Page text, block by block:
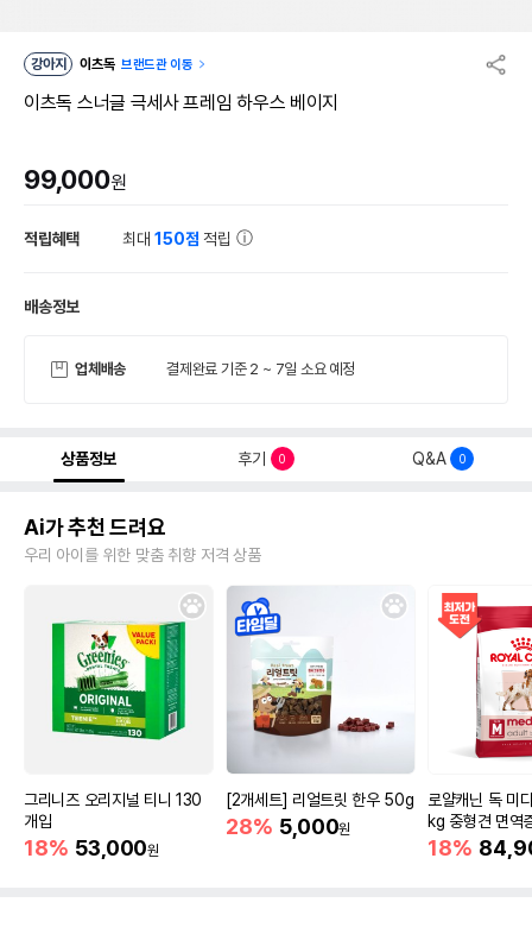
강아지 이츠독 브랜드관 이동
이츠독 스너글 극세사 프레임 하우스 베이지
99,000원
적립혜택 최대150점 적립
배송정보
업체배송 결제완료 기준 2 ~ 7일 소요 예정
상품정보 후기 0 Q&A 0
Ai가 추천 드려요
우리 아이를 위한 맞춤 취향 저격 상품
그리니즈 오리지널 티니 130
개입
18% 53,000원
[2개세트] 리얼트릿 한우 50g
28% 5,000원
로얄캐닌 독 미
kg 중형견 면역
18%